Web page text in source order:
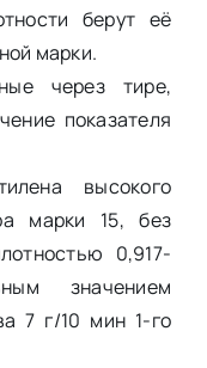
берут её
марки.
через тире,
показателя
высокого
марки 15, без
0,917-
значением
7 г/10 мин 1-го